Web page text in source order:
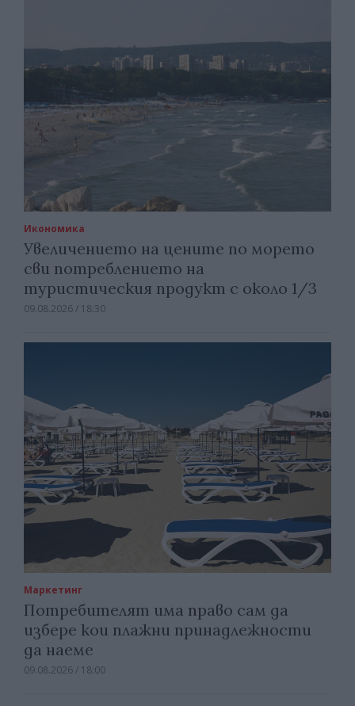
Икономика
Увеличението на цените по морето
сви потреблението на
туристическия продукт с около 1/3
09.08.2026 / 18:30
Маркетинг
Потребителят има право сам да
избере кои плажни принадлежности
да наеме
09.08.2026 / 18:00